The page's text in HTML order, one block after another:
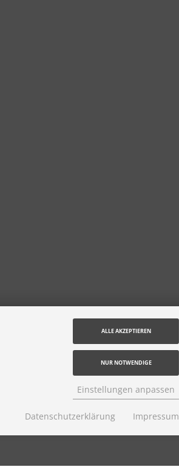
ALLE AKZEPTIEREN
NUR NOTWENDIGE
Einstellungen anpassen
Datenschutzerklärung Impressum